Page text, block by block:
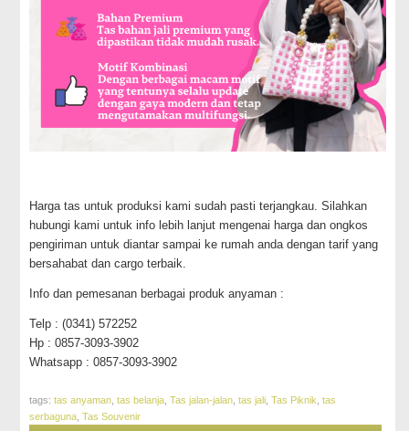
Harga tas untuk produksi kami sudah pasti terjangkau. Silahkan
hubungi kami untuk info lebih lanjut mengenai harga dan ongkos
pengiriman untuk diantar sampai ke rumah anda dengan tarif yang
bersahabat dan cargo terbaik.
Info dan pemesanan berbagai produk anyaman :
Telp : (0341) 572252
Hp : 0857-3093-3902
Whatsapp : 0857-3093-3902
tags:tas anyaman ,tas belanja ,Tas jalan-jalan ,tas jali ,Tas Piknik ,tas
serbaguna ,Tas Souvenir